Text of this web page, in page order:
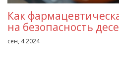
Как
на безопасность
сен, 4 2024